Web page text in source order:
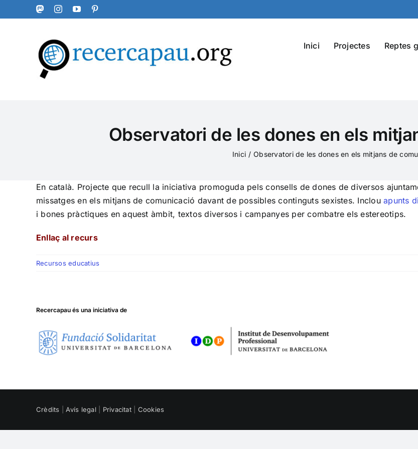
to
MastodonInstagram
YouTube
Inici Projectes Reptes
Observatori de les dones en els
Inici Observatori de les dones en els mitjans de
En català. Projecte que recull la iniciativa promoguda pels consells de dones de diversos
missatges en els mitjans de comunicació davant de possibles continguts sexistes. Inclouapunts
i bones pràctiques en aquest àmbit, textos diversos i campanyes per combatre els estereotips.
Enllaç al recurs
Recursos educatius
Recercapau és una iniciativa de
Crèdits |Avís legal| Privacitat| Cookies